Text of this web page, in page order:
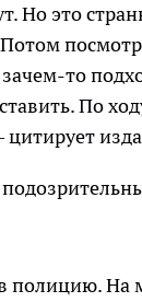
Но это
то
По
цитирует
полицию. На